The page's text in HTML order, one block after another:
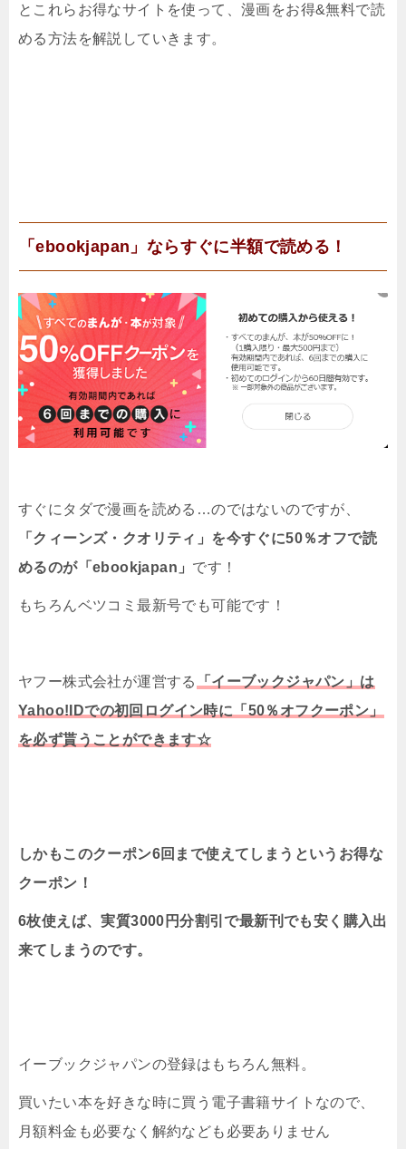
とこれらお得なサイトを使って、漫画をお得&無料で読
める方法を解説していきます。
「ebookjapan」ならすぐに半額で読める！
すぐにタダで漫画を読める…のではないのですが、
「クィーンズ・クオリティ」を今すぐに50％オフで読
めるのが「ebookjapan」 です！
もちろんベツコミ最新号でも可能です！
ヤフー株式会社が運営する
「イーブックジャパン」は
Yahoo!IDでの初回ログイン時に「50％オフクーポン」
を必ず貰うことができます☆
しかもこのクーポン6回まで使えてしまうというお得な
クーポン！
6枚使えば、実質3000円分割引で最新刊でも安く購入出
来てしまうのです。
イーブックジャパンの登録はもちろん無料。
買いたい本を好きな時に買う電子書籍サイトなので、
月額料金も必要なく解約なども必要ありません